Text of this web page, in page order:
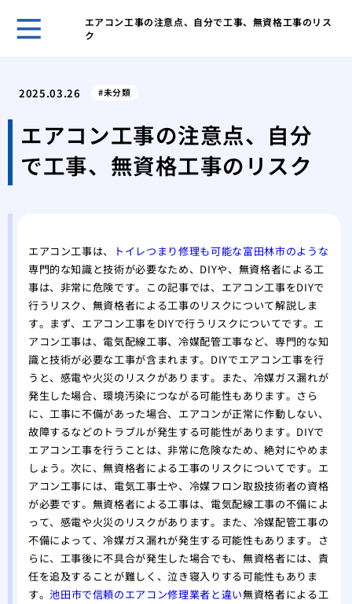
エアコン工事の注意点、自分で工事、無資格工事のリス
ク
プ
家
ー
家
2025.03.26 未分類
エアコン工事の注意点、自分
で工事、無資格工事のリスク
エアコン工事は、
トイレつまり修理も可能な富田林市のような
専門的な知識と技術が必要なため、DIYや、無資格者による工
事は、非常に危険です。この記事では、エアコン工事をDIYで
行うリスク、無資格者による工事のリスクについて解説しま
す。まず、エアコン工事をDIYで行うリスクについてです。エ
アコン工事は、電気配線工事、冷媒配管工事など、専門的な知
識と技術が必要な工事が含まれます。DIYでエアコン工事を行
うと、感電や火災のリスクがあります。また、冷媒ガス漏れが
発生した場合、環境汚染につながる可能性もあります。さら
に、工事に不備があった場合、エアコンが正常に作動しない、
故障するなどのトラブルが発生する可能性があります。DIYで
エアコン工事を行うことは、非常に危険なため、絶対にやめま
しょう。次に、無資格者による工事のリスクについてです。エ
アコン工事には、電気工事士や、冷媒フロン取扱技術者の資格
が必要です。無資格者による工事は、電気配線工事の不備によ
って、感電や火災のリスクがあります。また、冷媒配管工事の
不備によって、冷媒ガス漏れが発生する可能性もあります。さ
らに、工事後に不具合が発生した場合でも、無資格者には、責
任を追及することが難しく、泣き寝入りする可能性もありま
す。池田市で信頼のエアコン修理業者と違い無資格者による工